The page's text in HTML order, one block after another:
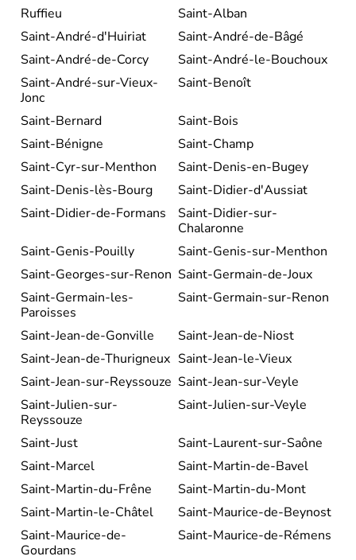
Ruffieu
Saint-Alban
Saint-André-d'Huiriat
Saint-André-de-Bâgé
Saint-André-de-Corcy
Saint-André-le-Bouchoux
Saint-André-sur-Vieux-
Jonc
Saint-Benoît
Saint-Bernard
Saint-Bois
Saint-Bénigne
Saint-Champ
Saint-Cyr-sur-Menthon
Saint-Denis-en-Bugey
Saint-Denis-lès-Bourg
Saint-Didier-d'Aussiat
Saint-Didier-de-Formans
Saint-Didier-sur-
Chalaronne
Saint-Genis-Pouilly
Saint-Genis-sur-Menthon
Saint-Georges-sur-Renon Saint-Germain-de-Joux
Saint-Germain-les-
Paroisses
Saint-Germain-sur-Renon
Saint-Jean-de-Gonville
Saint-Jean-de-Niost
Saint-Jean-de-Thurigneux Saint-Jean-le-Vieux
Saint-Jean-sur-Reyssouze Saint-Jean-sur-Veyle
Saint-Julien-sur-
Reyssouze
Saint-Julien-sur-Veyle
Saint-Just
Saint-Laurent-sur-Saône
Saint-Marcel
Saint-Martin-de-Bavel
Saint-Martin-du-Frêne
Saint-Martin-du-Mont
Saint-Martin-le-Châtel
Saint-Maurice-de-Beynost
Saint-Maurice-de-
Gourdans
Saint-Maurice-de-Rémens